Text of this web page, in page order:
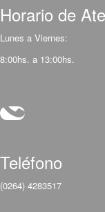
Horario de
Lunes a Viernes:
8:00hs. a 13:00hs.
Teléfono
(0264) 4283517